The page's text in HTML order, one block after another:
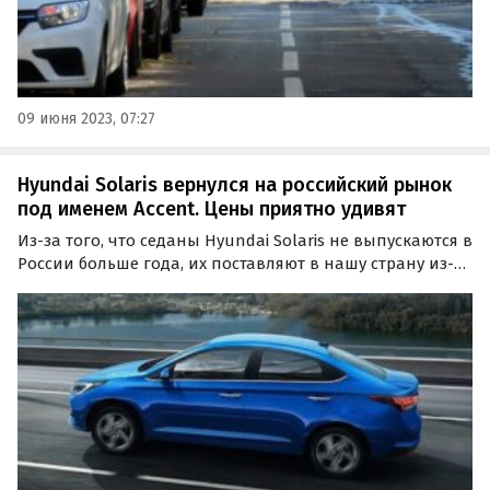
09 июня 2023, 07:27
Hyundai Solaris вернулся на российский рынок
под именем Accent. Цены приятно удивят
Из-за того, что седаны Hyundai Solaris не выпускаются в
России больше года, их поставляют в нашу страну из-за
минимум девять таких автомобилей, представленных
под экспортным названием Accent, пишут…